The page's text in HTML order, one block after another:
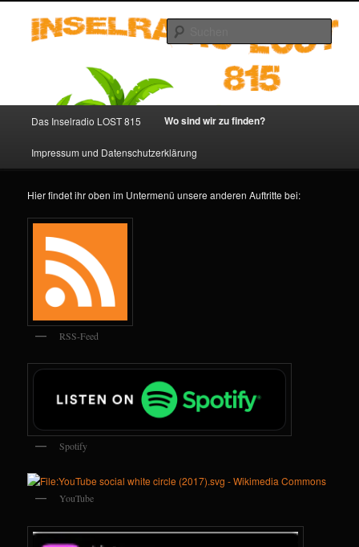
primären
Inselradio LOST 815 – LOST
Podcast deutsch
Das Inselradio LOST 815 Wo sind wir zu finden?
Impressum und Datenschutzerklärung
Hier findet ihr oben im Untermenü unsere anderen Auftritte bei:
RSS-Feed
Spotify
YouTube